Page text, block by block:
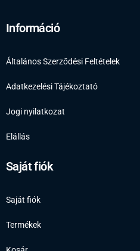
Információ
Általános Szerződési Feltételek
Adatkezelési Tájékoztató
Jogi nyilatkozat
Elállás
Saját fiók
Saját fiók
Termékek